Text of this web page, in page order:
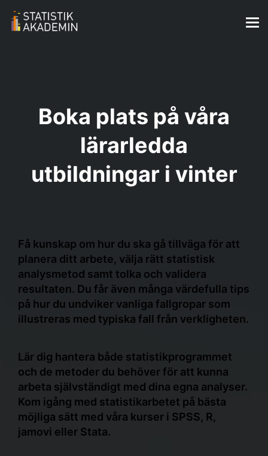
Boka plats på våra
lärarledda
utbildningar i vinter
Få kunskap om hur du ska gå tillväga för att
planera ditt arbete, välja rätt statistisk
analysmetod samt tolka och validera
resultaten. Du får även många värdefulla tips
på hur du undviker vanliga fallgropar som
illustreras med typiska fall från verkligheten.
Lär dig hantera både statistikprogrammet
och de metoder du behöver för att kunna
arbeta självständigt med dina egna analyser.
Kom igång med statistikarbetet på bästa
möjliga sätt med våra kurser i SPSS, R,
jamovi eller Stata.